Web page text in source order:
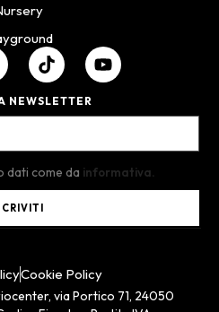
NEWSLETTER
dati come da informativa.
Cookie Policy
via Portico 71, 24050